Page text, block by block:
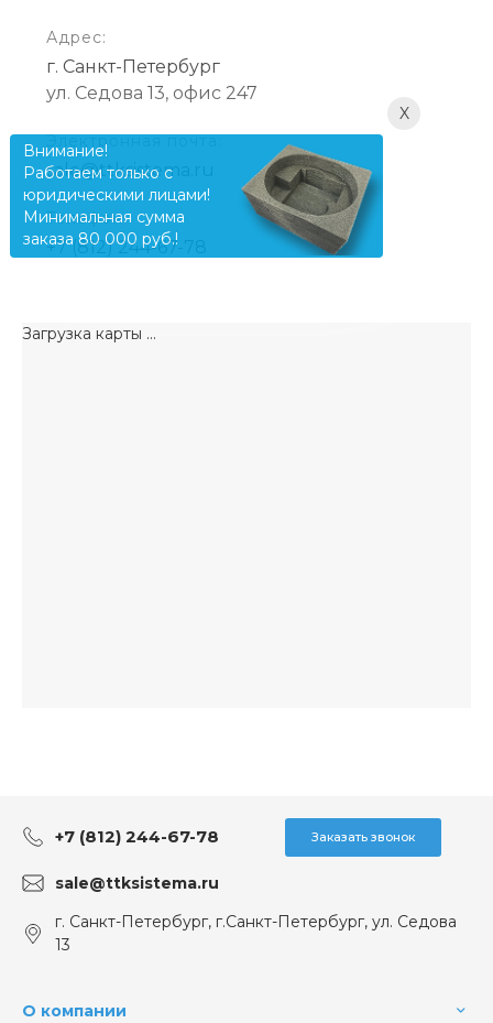
Адрес:
г. Санкт-Петербург
ул. Седова 13, офис 247
Электронная почта:
sale@ttksistema.ru
Телефон:
+7 (812) 244-67-78
Загрузка карты ...
+7 (812) 244-67-78 Заказать звонок
sale@ttksistema.ru
г. Санкт-Петербург, г.Санкт-Петербург, ул. Седова
13
О компании
X
Внимание!
Работаем только с
юридическими лицами!
Минимальная сумма
заказа 80 000 руб.!